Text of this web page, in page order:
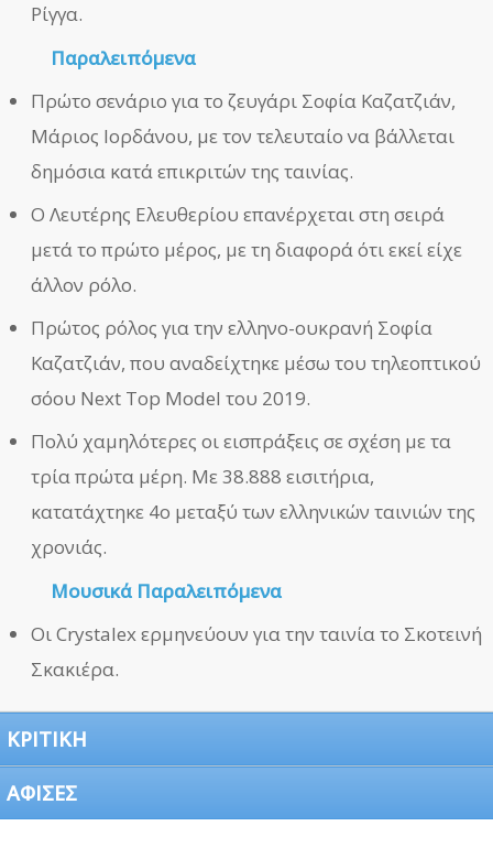
Ρίγγα.
Παραλειπόμενα
Πρώτο σενάριο για το ζευγάρι Σοφία Καζατζιάν,
Μάριος Ιορδάνου, με τον τελευταίο να βάλλεται
δημόσια κατά επικριτών της ταινίας.
Ο Λευτέρης Ελευθερίου επανέρχεται στη σειρά
μετά το πρώτο μέρος, με τη διαφορά ότι εκεί είχε
άλλον ρόλο.
Πρώτος ρόλος για την ελληνο-ουκρανή Σοφία
Καζατζιάν, που αναδείχτηκε μέσω του τηλεοπτικού
σόου Next Top Model του 2019.
Πολύ χαμηλότερες οι εισπράξεις σε σχέση με τα
τρία πρώτα μέρη. Με 38.888 εισιτήρια,
κατατάχτηκε 4ο μεταξύ των ελληνικών ταινιών της
χρονιάς.
Μουσικά Παραλειπόμενα
Οι Crystalex ερμηνεύουν για την ταινία το Σκοτεινή
Σκακιέρα.
ΚΡΙΤΙΚΗ
ΑΦΙΣΕΣ